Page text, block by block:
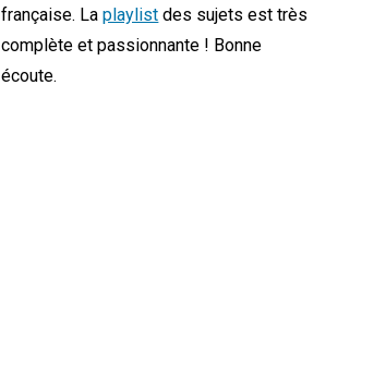
française. Laplaylist des sujets est très
complète et passionnante ! Bonne
écoute.